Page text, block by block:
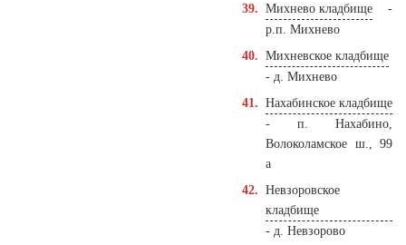
Михнево кладбище -
р.п. Михнево
Михневское кладбище
- д. Михнево
Нахабинское кладбище
- п. Нахабино,
Волоколамское ш., 99
а
Невзоровское
кладбище
- д. Невзорово